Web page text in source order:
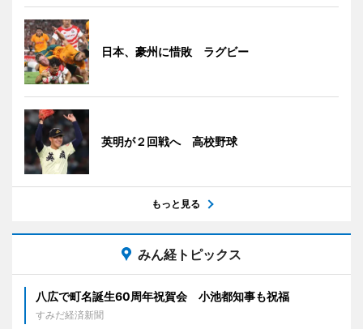
日本、豪州に惜敗 ラグビー
英明が２回戦へ 高校野球
もっと見る
みん経トピックス
八広で町名誕生60周年祝賀会 小池都知事も祝福
すみだ経済新聞